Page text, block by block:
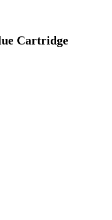
Cartridge